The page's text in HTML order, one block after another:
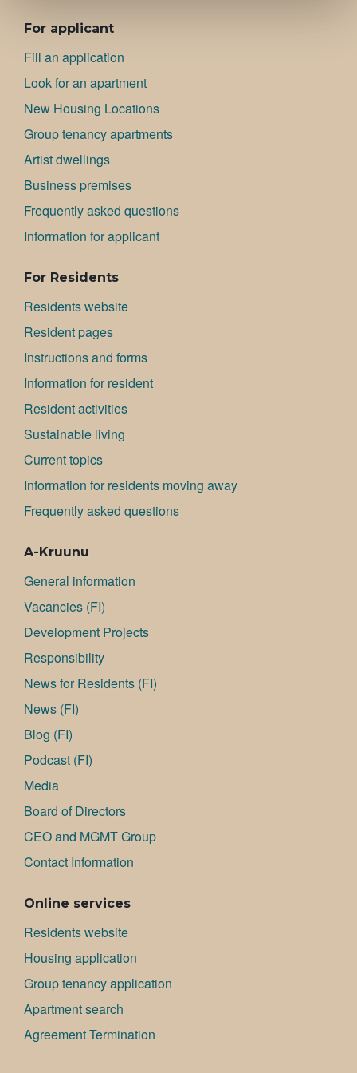
ALAVALIKKO
For applicant
Fill an application
Look for an apartment
New Housing Locations
Group tenancy apartments
Artist dwellings
Bu­si­ness premises
Frequently asked questions
Information for applicant
For Residents
Residents website
Resident pages
Instructions and forms
Information for resident
Resident activities
Sustainable living
Current topics
Information for residents moving away
Frequently asked questions
A-Kruunu
General information
Va­can­cies (FI)
Development Projects
Responsibility
News for Residents (FI)
News (FI)
Blog (FI)
Podcast (FI)
Media
Board of Directors
CEO and MGMT Group
Contact Information
Online services
Residents website
Housing application
Group tenancy application
Apartment search
Agreement Termination